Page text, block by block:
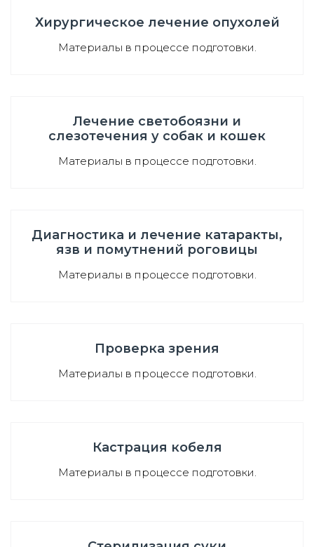
Хирургическое лечение опухолей
Материалы в процессе подготовки.
Лечение светобоязни и
слезотечения у собак и кошек
Материалы в процессе подготовки.
Диагностика и лечение катаракты,
язв и помутнений роговицы
Материалы в процессе подготовки.
Проверка зрения
Материалы в процессе подготовки.
Кастрация кобеля
Материалы в процессе подготовки.